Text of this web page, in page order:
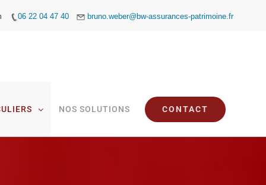
06 22 04 47 40 bruno.weber@bw-assurances-patrimoine.fr
NOS SOLUTIONS CONTACT